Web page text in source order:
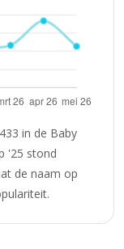
in de Baby
'25 stond
de naam op